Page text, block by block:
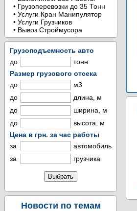
• Грузоперевозки до 35 Тонн
• Услуги Кран Манипулятор
• Услуги Грузчиков
• Вывоз Строймусора
Грузоподъемность авто
до
тонн
Размер грузового отсека
до
м3
до
длина, м
до
ширина, м
до
высота, м
Цена в грн. за час работы
за
автомобиль
за
грузчика
Новости по темам